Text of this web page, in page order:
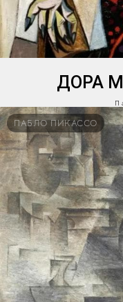
ДОРА
ПАБЛО ПИКАССО